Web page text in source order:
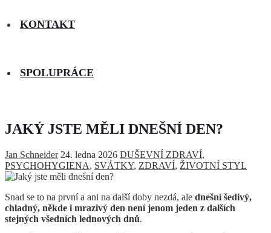
KONTAKT
SPOLUPRÁCE
JAKÝ JSTE MĚLI DNEŠNÍ DEN?
Jan Schneider 24. ledna 2026 DUŠEVNÍ ZDRAVÍ,
PSYCHOHYGIENA, SVÁTKY, ZDRAVÍ, ŽIVOTNÍ STYL
Snad se to na první a ani na další doby nezdá, ale dnešní šedivý,
chladný, někde i mrazivý den není jenom jeden z dalších
stejných všedních lednových dnů.